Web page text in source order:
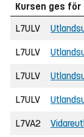
Kursen ges för
L7ULV
L7ULV
L7ULV
L7ULV
L7VA2